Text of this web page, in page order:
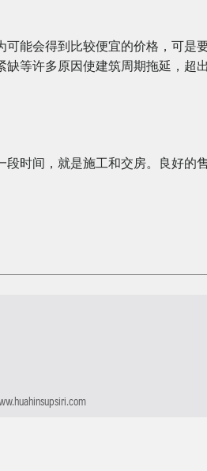
能会得到比较便宜的价格，可是
等许多原因使建筑周期拖延，超
时间，就是施工和交房。良好的